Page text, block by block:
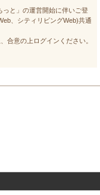
っと」の運営開始に伴いご登
、シティリビングWeb)共通
合意の上ログインください。